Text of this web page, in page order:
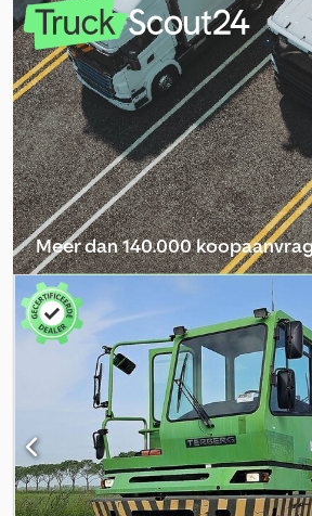
9.300 mm , totale breedte: 2.500 mm ,
BC 182 Dedpjzrkq Iofx Afzsck *
voor alle BDF-opleggers * Trekhaak voor
aanhangers * Typegoedkeuring voor 25
functioneel
Meer dan 140.000
Selecteer